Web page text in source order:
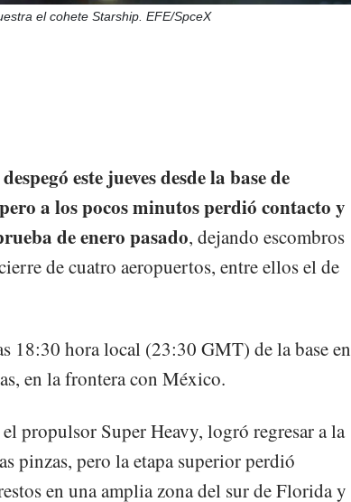
el cohete Starship. EFE/SpceX
este jueves desde la base de
a los pocos minutos perdió contacto y
de enero pasado, dejando escombros
de cuatro aeropuertos, entre ellos el de
18:30 hora local (23:30 GMT) de la base en
en la frontera con México.
propulsor Super Heavy, logró regresar a la
pinzas, pero la etapa superior perdió
en una amplia zona del sur de Florida y